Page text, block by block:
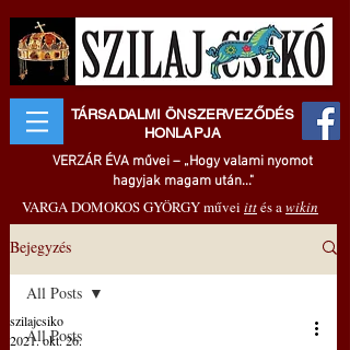
TÁRSADALMI ÖNSZERVEZŐDÉS
HONLAPJA
VERZÁR ÉVA művei – „Hogy valami nyomot
hagyjak magam után..."
VARGA DOMOKOS GYÖRGY művei ittés awikin
Bejegyzés
All Posts
All Posts
szilajcsiko
2021. okt. 26.